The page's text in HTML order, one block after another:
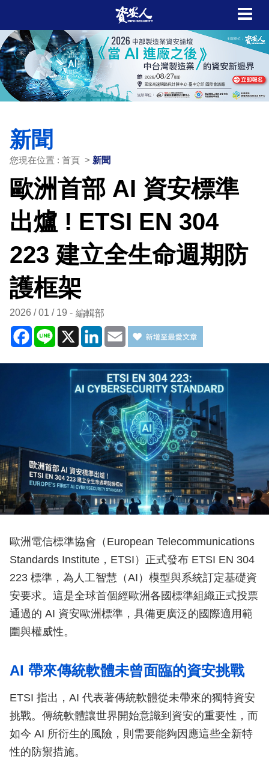
新聞
您現在位置 : 首頁 > 新聞
歐洲首部 AI 資安標準
出爐 ! ETSI EN 304
223 建立全生命週期防
護框架
2026 / 01 / 19 編輯部
Facebook
Line X LinkedIn
Email
歐洲電信標準協會（European Telecommunications
Standards Institute，ETSI）正式發布 ETSI EN 304
223 標準，為人工智慧（AI）模型與系統訂定基礎資
安要求。這是全球首個經歐洲各國標準組織正式投票
通過的 AI 資安歐洲標準，具備更廣泛的國際適用範
圍與權威性。
AI 帶來傳統軟體未曾面臨的資安挑戰
ETSI 指出，AI 代表著傳統軟體從未帶來的獨特資安
挑戰。傳統軟體讓世界開始意識到資安的重要性，而
如今 AI 所衍生的風險，則需要能夠因應這些全新特
性的防禦措施。